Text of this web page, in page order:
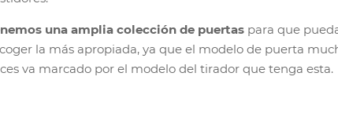
una amplia colección de puertaspara que
la más apropiada, ya que el modelo de puerta
va marcado por el modelo del tirador que tenga esta.